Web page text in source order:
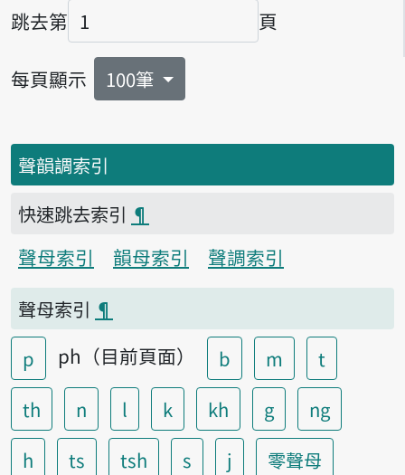
跳去第
頁碼
頁
每頁顯示 100筆
聲韻調索引
快速跳去索引 ¶
聲母索引
韻母索引
聲調索引
聲母索引 ¶
p
ph（目前頁面） b m
t
th
n l k kh g
ng
h
ts tsh s j
零聲母